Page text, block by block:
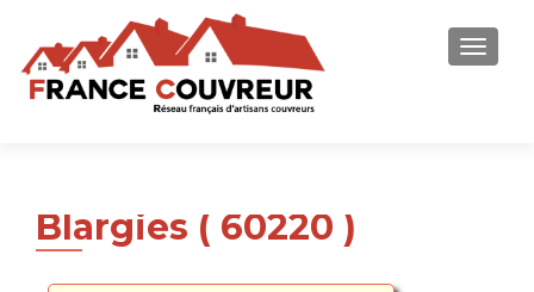
Blargies ( 60220 )